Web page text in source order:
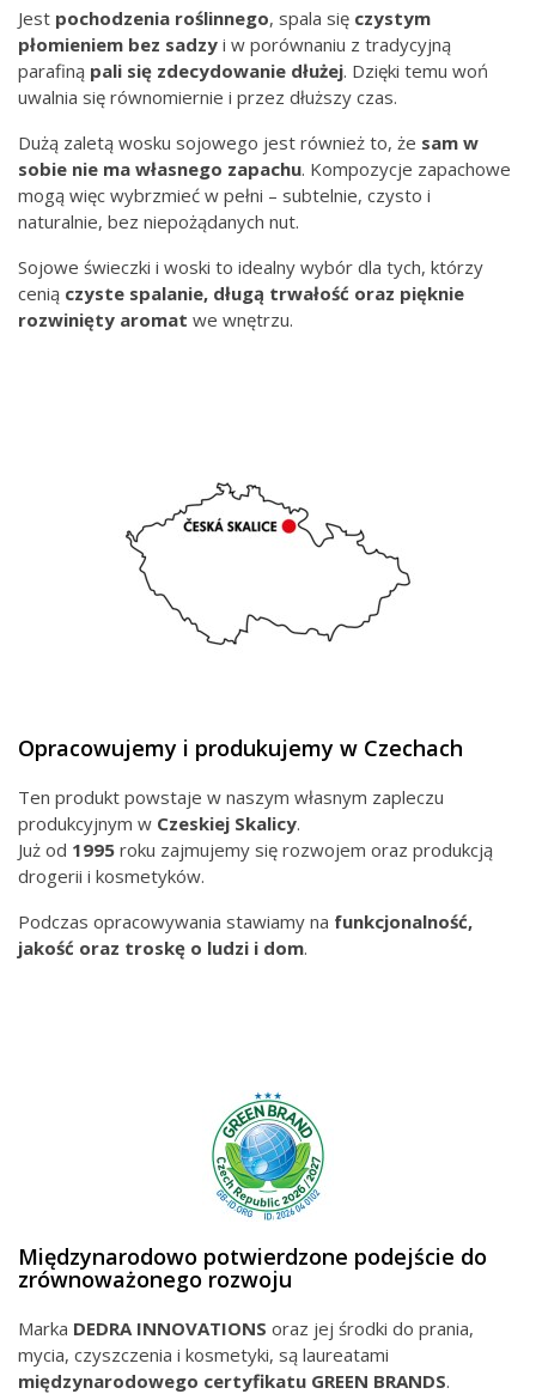
Jest pochodzenia roślinnego, spala się czystym
płomieniem bez sadzy i w porównaniu z tradycyjną
parafiną pali się zdecydowanie dłużej. Dzięki temu woń
uwalnia się równomiernie i przez dłuższy czas.
Dużą zaletą wosku sojowego jest również to, że sam w
sobie nie ma własnego zapachu. Kompozycje zapachowe
mogą więc wybrzmieć w pełni – subtelnie, czysto i
naturalnie, bez niepożądanych nut.
Sojowe świeczki i woski to idealny wybór dla tych, którzy
cenią czyste spalanie, długą trwałość oraz pięknie
rozwinięty aromat we wnętrzu.
Opracowujemy i produkujemy w Czechach
Ten produkt powstaje w naszym własnym zapleczu
produkcyjnym w Czeskiej Skalicy.
Już od 1995 roku zajmujemy się rozwojem oraz produkcją
drogerii i kosmetyków.
Podczas opracowywania stawiamy na funkcjonalność,
jakość oraz troskę o ludzi i dom.
Międzynarodowo potwierdzone podejście do
zrównoważonego rozwoju
Marka DEDRA INNOVATIONS oraz jej środki do prania,
mycia, czyszczenia i kosmetyki, są laureatami
międzynarodowego certyfikatu GREEN BRANDS.